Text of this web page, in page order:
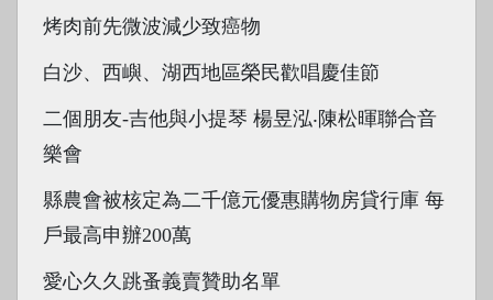
烤肉前先微波減少致癌物
白沙、西嶼、湖西地區榮民歡唱慶佳節
二個朋友-吉他與小提琴 楊昱泓‧陳松暉聯合音
樂會
縣農會被核定為二千億元優惠購物房貸行庫 每
戶最高申辦200萬
愛心久久跳蚤義賣贊助名單